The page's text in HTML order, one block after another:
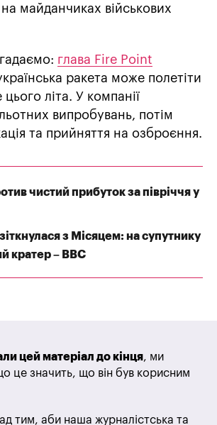
майданчиках військових
глава Fire Point
ракета може полетіти
літа. У компанії
випробувань, потім
та прийняття на озброєння.
чистий прибуток за півріччя у
з Місяцем: на супутнику
кратер – BBC
цей матеріал до кінця, ми
це значить, що він був корисним
тим, аби наша журналістська та